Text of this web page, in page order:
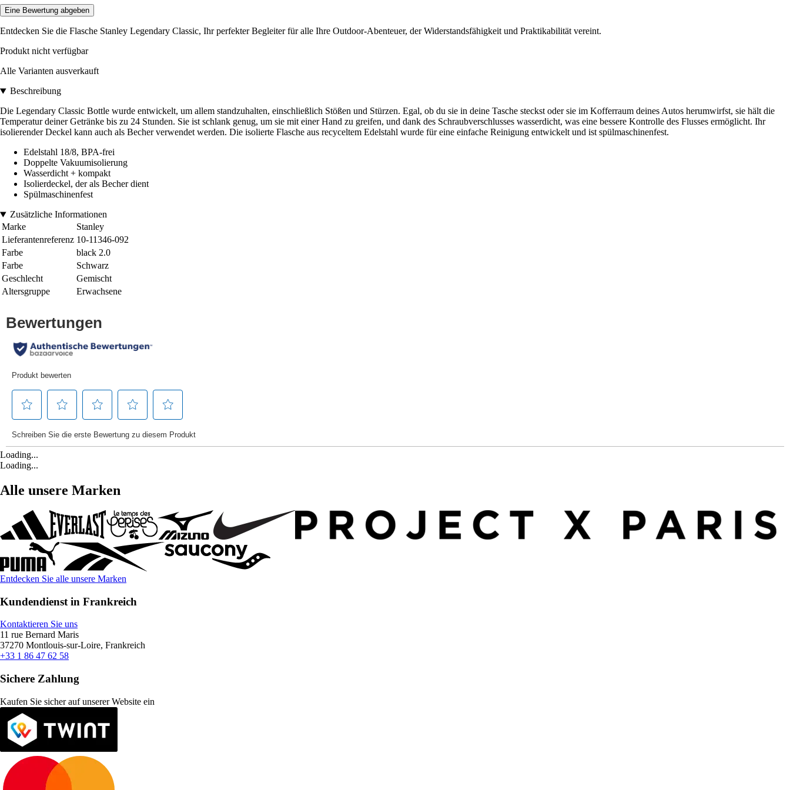
Eine Bewertung abgeben
Entdecken Sie die Flasche Stanley Legendary Classic, Ihr perfekter Begleiter für alle Ihre Outdoor-Abenteuer, der Widerstandsfähigkeit und Praktikabilität vereint.
Produkt nicht verfügbar
Alle Varianten ausverkauft
Beschreibung
Die Legendary Classic Bottle wurde entwickelt, um allem standzuhalten, einschließlich Stößen und Stürzen. Egal, ob du sie in deine Tasche steckst oder sie im Kofferraum deines Autos herumwirfst, sie hält die
Temperatur deiner Getränke bis zu 24 Stunden. Sie ist schlank genug, um sie mit einer Hand zu greifen, und dank des Schraubverschlusses wasserdicht, was eine bessere Kontrolle des Flusses ermöglicht. Ihr
isolierender Deckel kann auch als Becher verwendet werden. Die isolierte Flasche aus recyceltem Edelstahl wurde für eine einfache Reinigung entwickelt und ist spülmaschinenfest.
Edelstahl 18/8, BPA-frei
Doppelte Vakuumisolierung
Wasserdicht + kompakt
Isolierdeckel, der als Becher dient
Spülmaschinenfest
Zusätzliche Informationen
Marke
Stanley
Lieferantenreferenz 10-11346-092
Farbe
black 2.0
Farbe
Schwarz
Geschlecht
Gemischt
Altersgruppe
Erwachsene
Loading...
Loading...
Alle unsere Marken
Entdecken Sie alle unsere Marken
Kundendienst in Frankreich
Kontaktieren Sie uns
11 rue Bernard Maris
37270 Montlouis-sur-Loire, Frankreich
+33 1 86 47 62 58
Sichere Zahlung
Kaufen Sie sicher auf unserer Website ein